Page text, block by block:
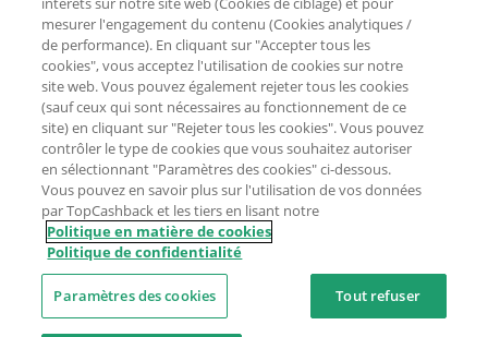
mesurer l'engagement du contenu (Cookies analytiques /
de performance). En cliquant sur "Accepter tous les
cookies", vous acceptez l'utilisation de cookies sur notre
site web. Vous pouvez également rejeter tous les cookies
(sauf ceux qui sont nécessaires au fonctionnement de ce
site) en cliquant sur "Rejeter tous les cookies". Vous pouvez
contrôler le type de cookies que vous souhaitez autoriser
en sélectionnant "Paramètres des cookies" ci-dessous.
Vous pouvez en savoir plus sur l'utilisation de vos données
par TopCashback et les tiers en lisant notre
Politique en matière de cookies
Politique de confidentialité
Paramètres des cookies Tout refuser